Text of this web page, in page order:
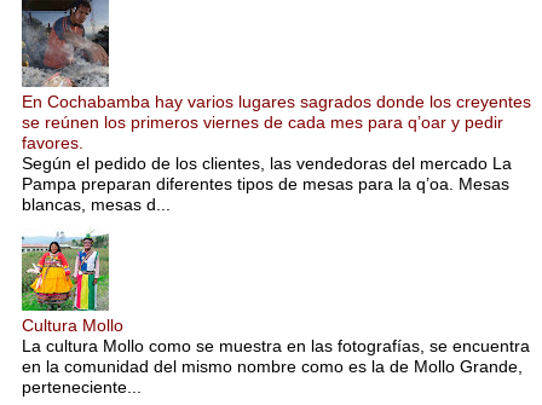
En Cochabamba hay varios lugares sagrados donde los creyentes
se reúnen los primeros viernes de cada mes para q’oar y pedir
favores.
Según el pedido de los clientes, las vendedoras del mercado La
Pampa preparan diferentes tipos de mesas para la q’oa. Mesas
blancas, mesas d...
Cultura Mollo
La cultura Mollo como se muestra en las fotografías, se encuentra
en la comunidad del mismo nombre como es la de Mollo Grande,
perteneciente...